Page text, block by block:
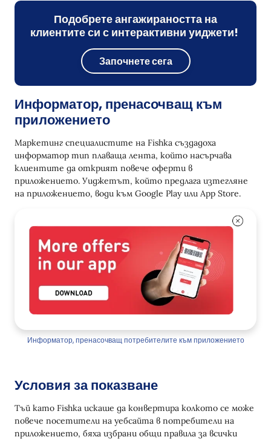
Подобрете ангажираността на
клиентите си с интерактивни уиджети!
Започнете сега
Информатор, пренасочващ към
приложението
Маркетинг специалистите на Fishka създадоха
информатор тип плаваща лента, който насърчава
клиентите да открият повече оферти в
приложението. Уиджетът, който предлага изтегляне
на приложението, води към Google Play или App Store.
Информатор, пренасочващ потребителите към приложението
Условия за показване
Тъй като Fishka искаше да конвертира колкото се може
повече посетители на уебсайта в потребители на
приложението, бяха избрани общи правила за всички